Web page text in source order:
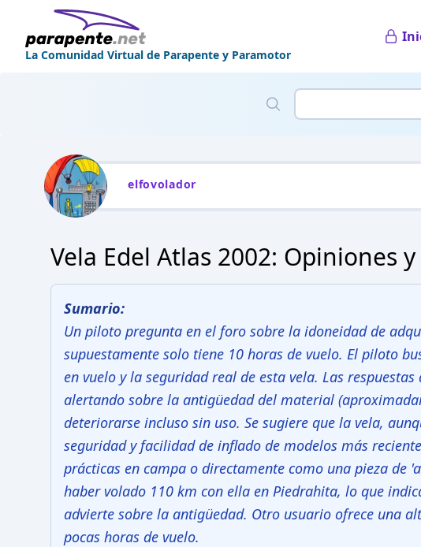
La Comunidad Virtual de Parapente y Paramotor
elfovolador
Vela Edel Atlas 2002: Opiniones
Sumario:
Un piloto pregunta en el foro sobre la idoneidad de
supuestamente solo tiene 10 horas de vuelo. El piloto
en vuelo y la seguridad real de esta vela. Las
alertando sobre la antigüedad del material
deteriorarse incluso sin uso. Se sugiere que la vela,
seguridad y facilidad de inflado de modelos más
prácticas en campa o directamente como una pieza de
haber volado 110 km con ella en Piedrahita, lo que
advierte sobre la antigüedad. Otro usuario ofrece una
pocas horas de vuelo.